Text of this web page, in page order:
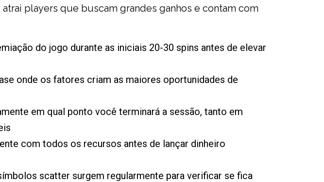
players que buscam grandes ganhos e contam com
do jogo durante as iniciais 20-30 spins antes de elevar
onde os fatores criam as maiores oportunidades de
em qual ponto você terminará a sessão, tanto em
com todos os recursos antes de lançar dinheiro
scatter surgem regularmente para verificar se fica